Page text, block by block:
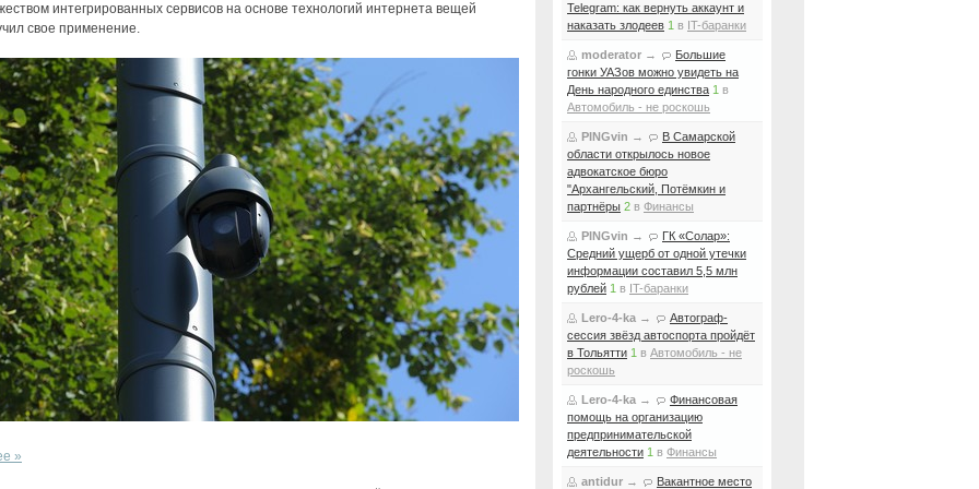
интегрированных сервисов на основе технологий интернета вещей
свое применение.
»
Telegram: как вернуть аккаунт и
наказать злодеев 1 в IT-баранки
moderator →
Большие
гонки УАЗов можно увидеть на
День народного единства 1 в
Автомобиль - не роскошь
PINGvin →
В Самарской
области открылось новое
адвокатское бюро
"Архангельский, Потёмкин и
партнёры 2 в Финансы
PINGvin →
ГК «Солар»:
Средний ущерб от одной утечки
информации составил 5,5 млн
рублей 1 в IT-баранки
Lero-4-ka →
Автограф-
сессия звёзд автоспорта пройдёт
в Тольятти 1 в Автомобиль - не
роскошь
Lero-4-ka →
Финансовая
помощь на организацию
предпринимательской
деятельности 1 в Финансы
antidur → Вакантное место